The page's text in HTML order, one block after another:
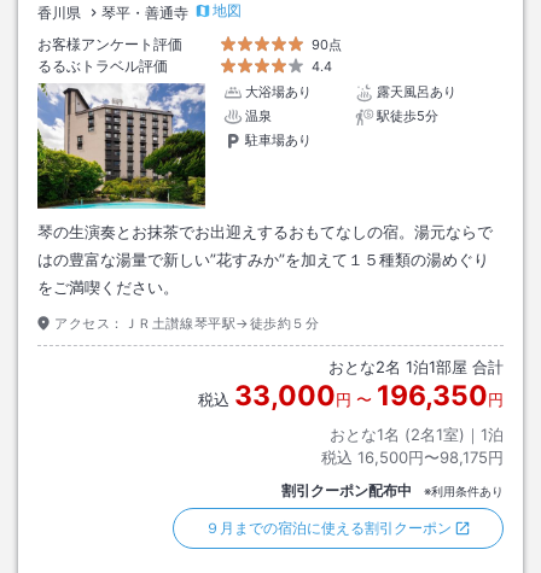
香川県 琴平・善通寺
地図
お客様アンケート評価
90点
るるぶトラベル評価
4.4
大浴場あり
露天風呂あり
温泉
駅徒歩5分
駐車場あり
琴の生演奏とお抹茶でお出迎えするおもてなしの宿。湯元ならで
はの豊富な湯量で新しい”花すみか”を加えて１５種類の湯めぐり
をご満喫ください。
アクセス： ＪＲ土讃線琴平駅→徒歩約５分
おとな2名 1泊1部屋 合計
税込 33,000円 〜 196,350円
おとな1名 (2名1室)｜ 1泊
税込 16,500円〜98,175円
割引クーポン配布中 ※利用条件あり
９月までの宿泊に使える割引クーポン